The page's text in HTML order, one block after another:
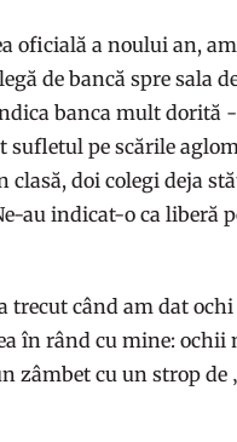
oficială a noului an,
de bancă spre sala
banca mult dorită
sufletul pe scările
clasă, doi colegi deja
au indicat-o ca liberă
trecut când am dat
în rând cu mine: ochii
zâmbet cu un strop de